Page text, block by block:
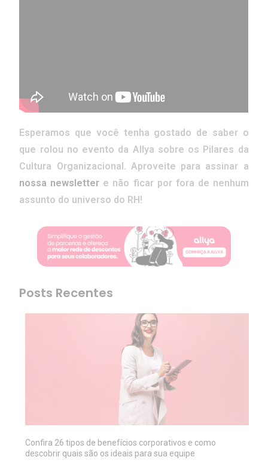
Esperamos que você tenha gostado de saber o
que rolou no evento da Allya sobre os Pilares da
Cultura Organizacional. Aproveite para assinar a
nossa newsletter e não ficar por fora de nenhum
assunto do universo do RH!
Posts Recentes
Confira 26 tipos de benefícios corporativos e como
descobrir quais são os ideais para sua equipe